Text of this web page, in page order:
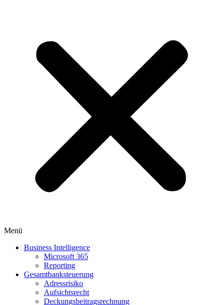
Menü
Business Intelligence
Microsoft 365
Reporting
Gesamtbanksteuerung
Adressrisiko
Aufsichtsrecht
Deckungsbeitragsrechnung